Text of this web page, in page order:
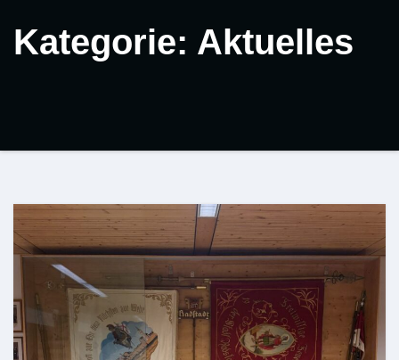
Kategorie: Aktuelles